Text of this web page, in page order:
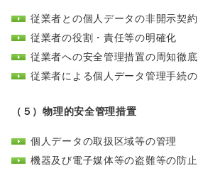
従業者との個人データの非開示契
従業者の役割・責任等の明確化
従業者への安全管理措置の周知徹
従業者による個人データ管理手続
（５）物理的安全管理措置
個人データの取扱区域等の管理
機器及び電子媒体等の盗難等の防止